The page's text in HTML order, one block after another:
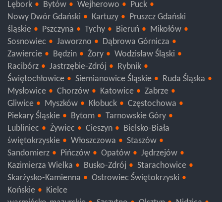
Lębork
Bytów Wejherowo
Puck
Nowy Dwór Gdański
Kartuzy
Pruszcz Gdański
śląskie
Pszczyna Tychy Bieruń
Mikołów
Sosnowiec
Jaworzno
Dąbrowa Górnicza
Zawiercie
Będzin Żory
Wodzisław Śląski
Racibórz
Jastrzębie-Zdrój
Rybnik
Świętochłowice
Siemianowice Śląskie
Ruda Śląska
Mysłowice
Chorzów Katowice
Zabrze
Gliwice
Myszków Kłobuck
Częstochowa
Piekary Śląskie
Bytom
Tarnowskie Góry
Lubliniec
Żywiec Cieszyn
Bielsko-Biała
świętokrzyskie
Włoszczowa
Staszów
Sandomierz
Pińczów Opatów
Jędrzejów
Kazimierza Wielka
Busko-Zdrój
Starachowice
Skarżysko-Kamienna
Ostrowiec Świętokrzyski
Końskie
Kielce